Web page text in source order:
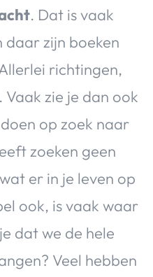
. Dat is vaak
daar zijn boeken
richtingen,
Vaak zie je dan ook
op zoek naar
zoeken geen
er in je leven op
ook, is vaak waar
dat we de hele
Veel hebben